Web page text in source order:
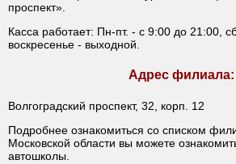
проспект».
Касса работает: Пн-пт. - с 9:00 до 21:00,
воскресенье - выходной.
Адрес филиала:
Волгоградский проспект, 32, корп. 12
Подробнее ознакомиться со списком
Московской области вы можете
автошколы.